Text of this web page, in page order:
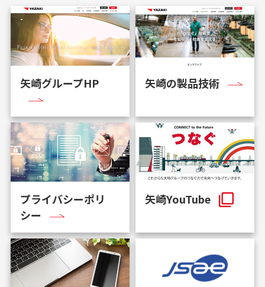
矢崎グループHP 矢崎の製品技術
プライバシーポリ
シー
矢崎YouTube